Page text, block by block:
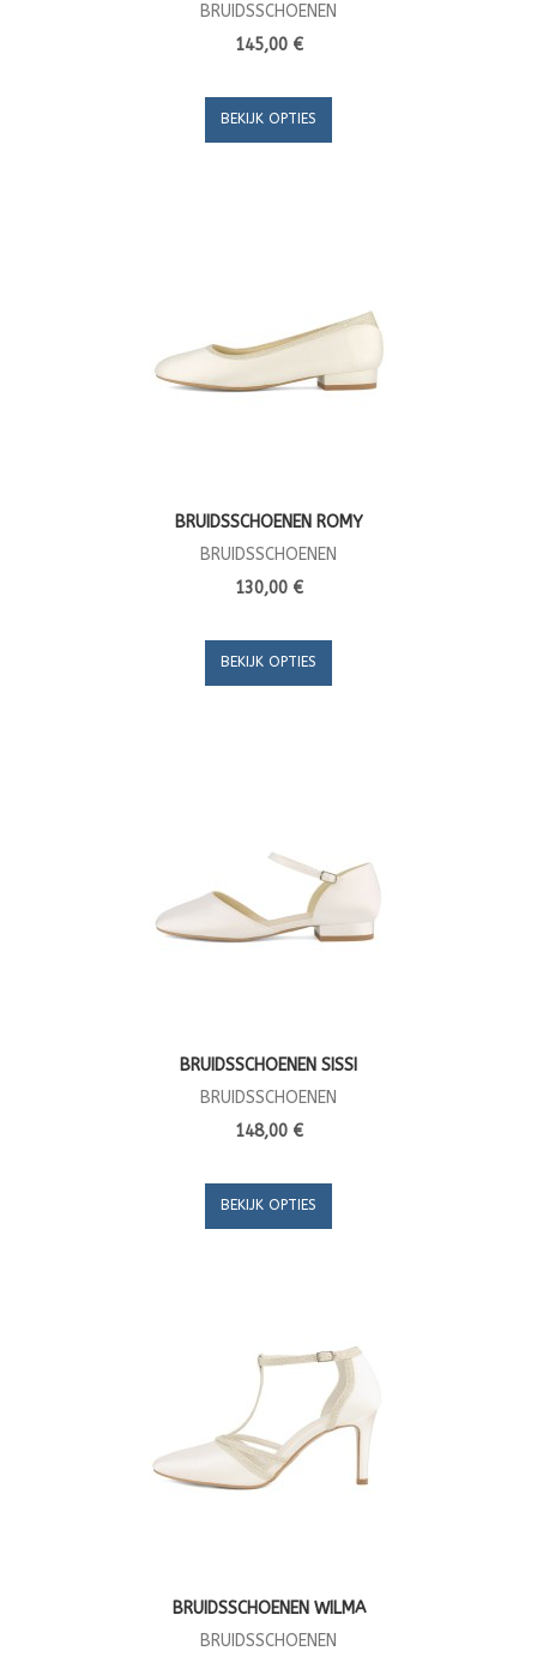
BRUIDSSCHOENEN
145,00 €
BEKIJK OPTIES
BRUIDSSCHOENEN ROMY
BRUIDSSCHOENEN
130,00 €
BEKIJK OPTIES
BRUIDSSCHOENEN SISSI
BRUIDSSCHOENEN
148,00 €
BEKIJK OPTIES
BRUIDSSCHOENEN WILMA
BRUIDSSCHOENEN